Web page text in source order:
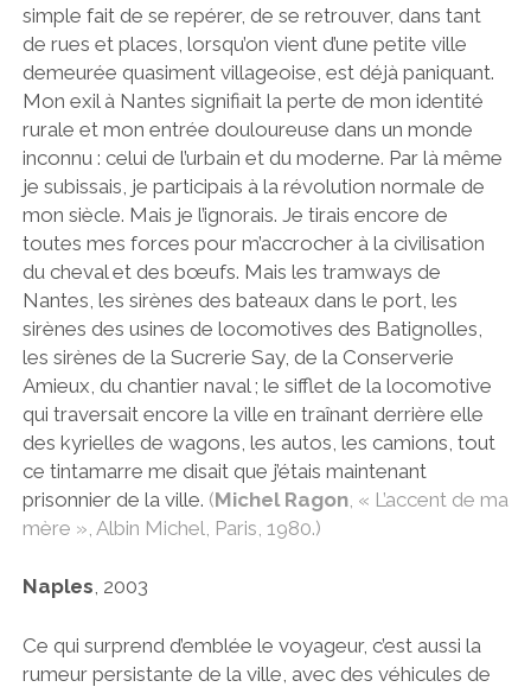
simple fait de se repérer, de se retrouver, dans tant
de rues et places, lorsqu’on vient d’une petite ville
demeurée quasiment villageoise, est déjà paniquant.
Mon exil à Nantes signifiait la perte de mon identité
rurale et mon entrée douloureuse dans un monde
inconnu : celui de l’urbain et du moderne. Par là même
je subissais, je participais à la révolution normale de
mon siècle. Mais je l’ignorais. Je tirais encore de
toutes mes forces pour m’accrocher à la civilisation
du cheval et des bœufs. Mais les tramways de
Nantes, les sirènes des bateaux dans le port, les
sirènes des usines de locomotives des Batignolles,
les sirènes de la Sucrerie Say, de la Conserverie
Amieux, du chantier naval ; le sifflet de la locomotive
qui traversait encore la ville en traînant derrière elle
des kyrielles de wagons, les autos, les camions, tout
ce tintamarre me disait que j’étais maintenant
prisonnier de la ville. (Michel Ragon, « L’accent de ma
mère », Albin Michel, Paris, 1980.)
Naples, 2003
Ce qui surprend d’emblée le voyageur, c’est aussi la
rumeur persistante de la ville, avec des véhicules de